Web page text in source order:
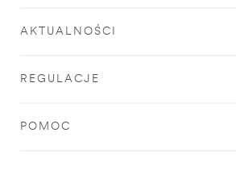
AKTUALNOŚCI
REGULACJE
POMOC